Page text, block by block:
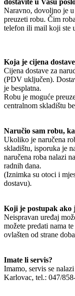
Naravno, dovoljno je
preuzeti robu. Čim
telefon ili mail koji ste
Koja je cijena
Cijena dostave za
(PDV uključen).
je besplatna.
Robu je moguće
centralnom skladištu
Naručio sam robu,
Ukoliko je naručena
skladištu, isporuka je
naručena roba nalazi
radnih dana.
(Iznimka su otoci i
dostavu).
Koji je postupak ako
Neispravan uređaj
možete predati nama
ovlašten od strane
Imate li servis?
Imamo, servis se
Karlovac, tel.: 047/